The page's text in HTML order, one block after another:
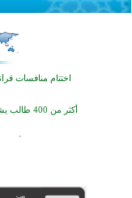
اختتام الدورة
تيسليتش تختتم برنامجا
اختتام منافسات
أكثر من 400 طالب يشاركون في مسابقة المعلومات الإسلامية بأستراليا
افتتاح تاريخي